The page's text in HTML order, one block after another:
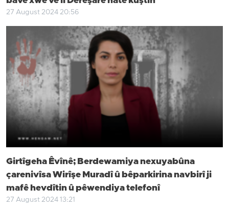
27 August 2024 20:56
Girtîgeha Êvînê; Berdewamiya nexuyabûna
çarenivîsa Wirîşe Muradî û bêparkirina navbirî ji
mafê hevdîtin û pêwendiya telefonî
27 August 2024 13:21